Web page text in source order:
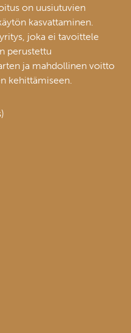
on uusiutuvien
kasvattaminen.
joka ei tavoittele
perustettu
ja mahdollinen voitto
kehittämiseen.